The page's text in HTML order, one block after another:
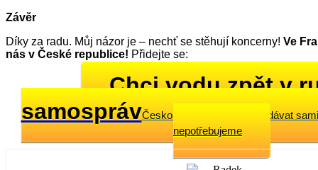
Závěr
Díky za radu. Můj názor je – nechť se stěhují koncerny! Ve
nás v České republice! Přidejte se:
Chci vodu zpět v
samosprávČeskou vodu si umíme prodávat
nepotřebujeme